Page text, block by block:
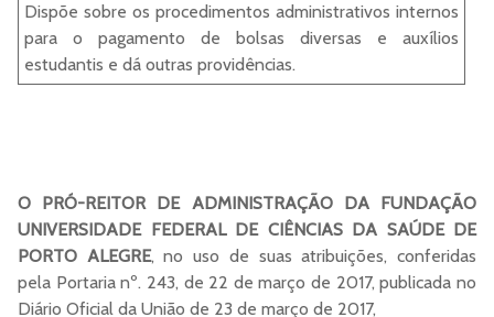
Dispõe sobre os procedimentos administrativos internos
para o pagamento de bolsas diversas e auxílios
estudantis e dá outras providências.
O PRÓ-REITOR DE ADMINISTRAÇÃO DA FUNDAÇÃO
UNIVERSIDADE FEDERAL DE CIÊNCIAS DA SAÚDE DE
PORTO ALEGRE, no uso de suas atribuições, conferidas
pela Portaria nº. 243, de 22 de março de 2017, publicada no
Diário Oficial da União de 23 de março de 2017,